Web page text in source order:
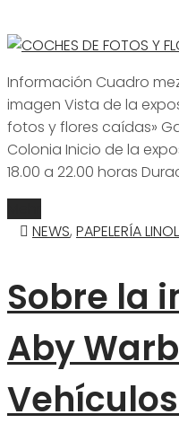
Información Cuadro
imagen Vista de la
fotos y flores caídas»
Colonia Inicio de la
18.00 a 22.00 horas
NEWS, PAPELERÍA
Sobre la
Aby